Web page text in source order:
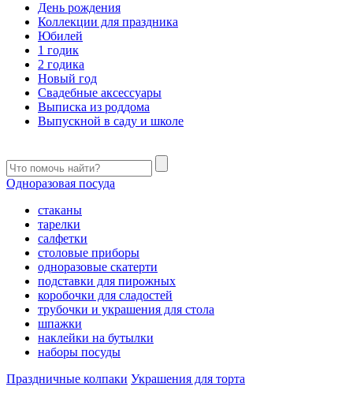
День рождения
Коллекции для праздника
Юбилей
1 годик
2 годика
Новый год
Свадебные аксессуары
Выписка из роддома
Выпускной в саду и школе
Одноразовая посуда
стаканы
тарелки
салфетки
столовые приборы
одноразовые скатерти
подставки для пирожных
коробочки для сладостей
трубочки и украшения для стола
шпажки
наклейки на бутылки
наборы посуды
Праздничные колпаки Украшения для торта